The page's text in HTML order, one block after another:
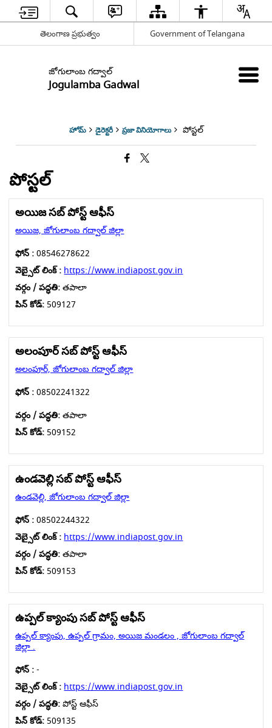
తెలంగాణ ప్రభుత్వం Government of Telangana
జోగులాంబ గద్వాల్
Jogulamba Gadwal
హోమ్ డైరెక్టరీ ప్రజా వినియోగాలు పోస్టల్
పోస్టల్
అయిజ సబ్ పోస్ట్ ఆఫీస్
అయిజ, జోగులాంబ గద్వాల్ జిల్లా
ఫోన్ :08546278622
వెబ్సైట్ లింక్ : https://www.indiapost.gov.in
వర్గం / పద్ధతి:తపాలా
పిన్ కోడ్: 509127
అలంపూర్ సబ్ పోస్ట్ ఆఫీస్
అలంపూర్, జోగులాంబ గద్వాల్ జిల్లా
ఫోన్ :08502241322
వర్గం / పద్ధతి:తపాలా
పిన్ కోడ్: 509152
ఉండవెల్లి సబ్ పోస్ట్ ఆఫీస్
ఉండవెల్లి, జోగులాంబ గద్వాల్ జిల్లా
ఫోన్ :08502244322
వెబ్సైట్ లింక్ : https://www.indiapost.gov.in
వర్గం / పద్ధతి:తపాలా
పిన్ కోడ్: 509153
ఉప్పల్ క్యాంపు సబ్ పోస్ట్ ఆఫీస్
ఉప్పల్ క్యాంపు, ఉప్పల్ గ్రామం, అయిజ మండలం , జోగులాంబ గద్వాల్
జిల్లా .
ఫోన్ :-
వెబ్సైట్ లింక్ : https://www.indiapost.gov.in
వర్గం / పద్ధతి:పోస్ట్ ఆఫీస్
పిన్ కోడ్: 509135